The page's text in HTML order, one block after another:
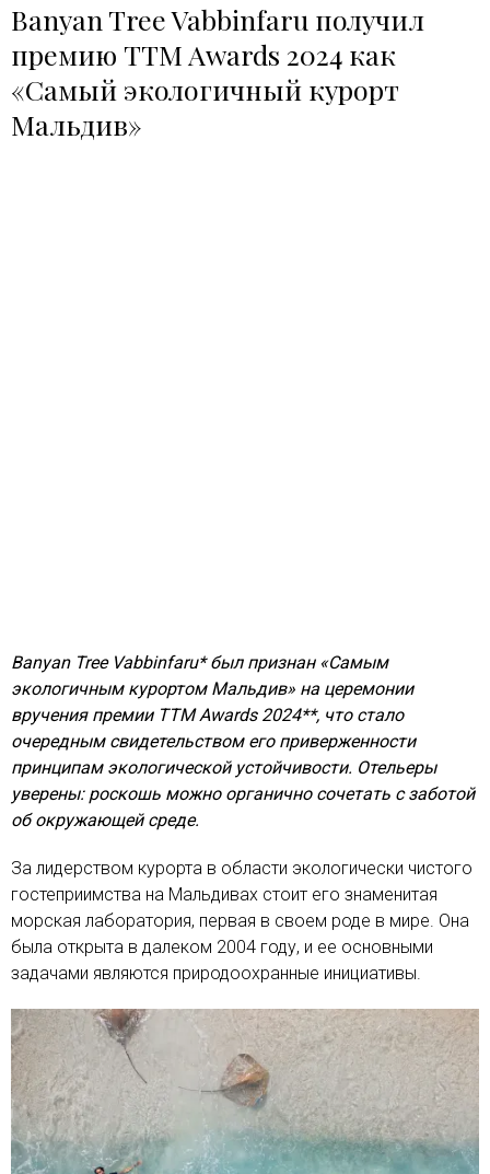
Banyan Tree Vabbinfaru получил
премию TTM Awards 2024 как
«Самый экологичный курорт
Мальдив»
Banyan Tree Vabbinfaru* был признан «Самым
экологичным курортом Мальдив» на церемонии
вручения премии TTM Awards 2024**, что стало
очередным свидетельством его приверженности
принципам экологической устойчивости. Отельеры
уверены: роскошь можно органично сочетать с заботой
об окружающей среде.
За лидерством курорта в области экологически чистого
гостеприимства на Мальдивах стоит его знаменитая
морская лаборатория, первая в своем роде в мире. Она
была открыта в далеком 2004 году, и ее основными
задачами являются природоохранные инициативы.